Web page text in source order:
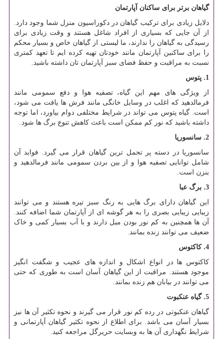
گیاهان برتر برای ساکنان آپارتمان
دلایل زیادی برای ترکیب گیاهان در دکوراسیون منزل شما وجود دارد.
از آن جایی که بسیاری از افراد شاغل هستند و وقت زیادی برای
رسیدگی به گیاهان را ندارند، ما لیستی از گیاهان خاص و بسیار محکم
را برای ساکنین آپارتمان مانند خودتان تهیه کرده ایم تا تعهد کمتری
نسبت به مراقبت و حفظ فضای سبز آپارتمان تان داشته باشید.
1. پتوس
از ویژگی های مهم این گیاه، تصفیه هوا و دفع سمومی مانند
فرمالدهید که اغلب در وسایل خانگی مانند فرش ها یافت می شود،
است. گیاه پتوس می تواند در شرایط مختلفی دوام بیاورد، اما توجه
داشته باشید که نور کم ممکن است باعث کاهش تنوع برگ ها شود.
2. سانسوریا
سانسوریا در دسته پر تحمل ترین گیاهان قرار می گیرد. فواید آن
شامل توانایی تصفیه هوا و از بین بردن سمومی مانند فرمالدهید و
بنزن است.
3. برگ عبا
این گیاهان دارای برگ هایی به رنگ سبز تیره هستند و می توانند
زیبایی زیبایی بصری را به هر گوشه ای از آپارتمان شما اضافه کنند.
آن ها همچنین به کم نور بودن میل دارند و با آب بسیار کمی و خاک
ضعیف می توانند زنده بمانند.
4. کاکتوس
کاکتوس ها در انواع اشکال و اندازه های عجیب و شگفت انگیز
موجود هستند. مراقبت از این گیاهان آسان است به طوری که حتی
می توانند در بیابان هم زنده بمانند.
5. گیاه عنکبوت
گیاهان عنکبوتی در رده کم نور قرار می گیرند و نحوه تکثیر آن ها نیز
بسیار آسان می باشد. برای اطلاع از نحوه تکثیر گیاهان آپارتمانی و
شرایط نگهداری آن ها به وبسایت حریرگل مراجعه کنید.